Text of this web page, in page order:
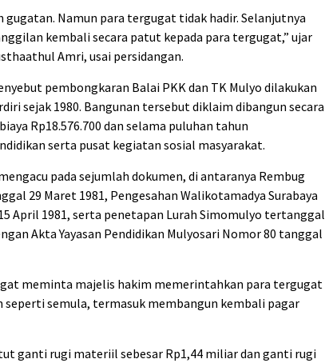
gugatan. Namun para tergugat tidak hadir. Selanjutnya
kembali secara patut kepada para tergugat,” ujar
Amri, usai persidangan.
pembongkaran Balai PKK dan TK Mulyo dilakukan
sejak 1980. Bangunan tersebut diklaim dibangun secara
Rp18.576.700 dan selama puluhan tahun
serta pusat kegiatan sosial masyarakat.
pada sejumlah dokumen, di antaranya Rembug
29 Maret 1981, Pengesahan Walikotamadya Surabaya
April 1981, serta penetapan Lurah Simomulyo tertanggal
Akta Yayasan Pendidikan Mulyosari Nomor 80 tanggal
meminta majelis hakim memerintahkan para tergugat
semula, termasuk membangun kembali pagar
ganti rugi materiil sebesar Rp1,44 miliar dan ganti rugi